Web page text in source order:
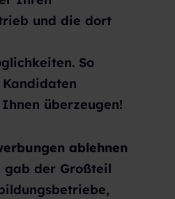
und die dort
So
überzeugen!
ablehnen
der Großteil